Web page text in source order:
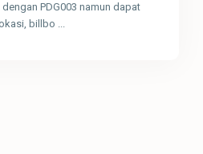
PDG003 namun dapat
billbo ...